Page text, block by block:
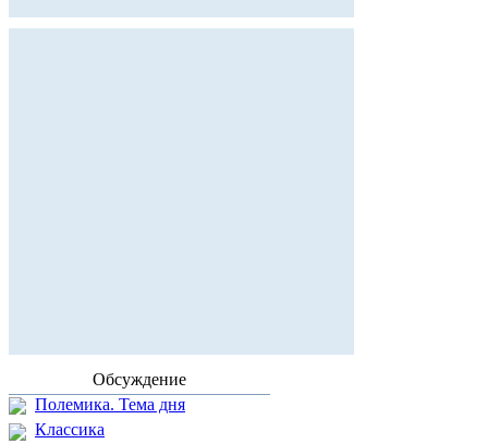
Обсуждение
Полемика. Тема дня
Классика